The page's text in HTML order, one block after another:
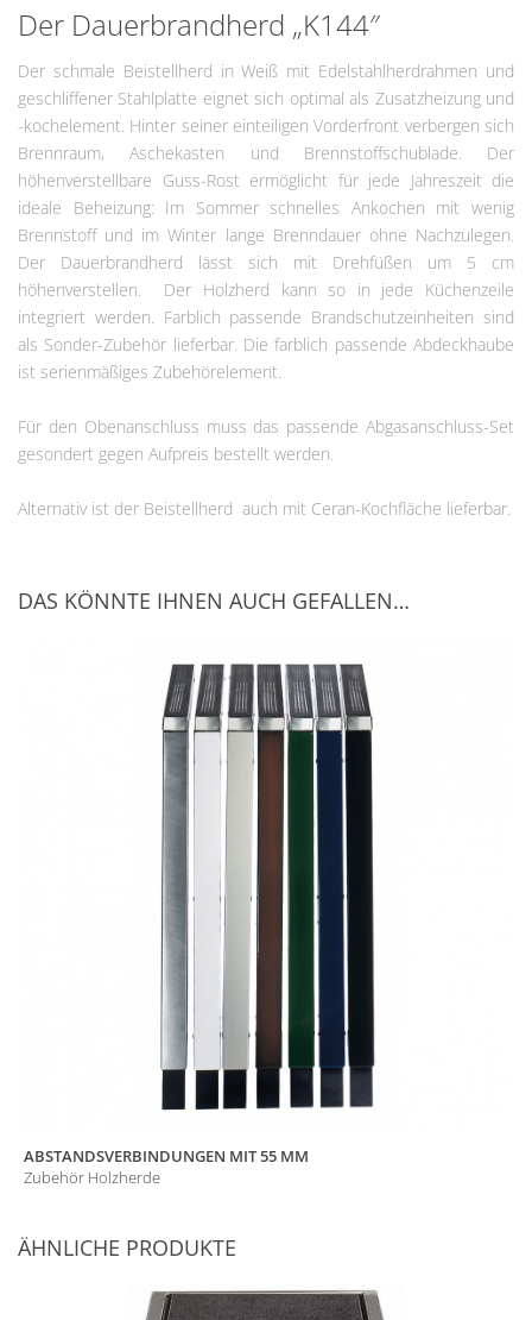
Der Dauerbrandherd „K144″
Der schmale Beistellherd in Weiß mit Edelstahlherdrahmen und
geschliffener Stahlplatte eignet sich optimal als Zusatzheizung und
-kochelement. Hinter seiner einteiligen Vorderfront verbergen sich
Brennraum, Aschekasten und Brennstoffschublade. Der
höhenverstellbare Guss-Rost ermöglicht für jede Jahreszeit die
ideale Beheizung: Im Sommer schnelles Ankochen mit wenig
Brennstoff und im Winter lange Brenndauer ohne Nachzulegen.
Der Dauerbrandherd lässt sich mit Drehfüßen um 5 cm
höhenverstellen. Der Holzherd kann so in jede Küchenzeile
integriert werden. Farblich passende Brandschutzeinheiten sind
als Sonder-Zubehör lieferbar. Die farblich passende Abdeckhaube
ist serienmäßiges Zubehörelement.
Für den Obenanschluss muss das passende Abgasanschluss-Set
gesondert gegen Aufpreis bestellt werden.
Alternativ ist der Beistellherd auch mit Ceran-Kochfläche lieferbar.
DAS KÖNNTE IHNEN AUCH GEFALLEN…
ABSTANDSVERBINDUNGEN MIT 55 MM
Zubehör Holzherde
ÄHNLICHE PRODUKTE